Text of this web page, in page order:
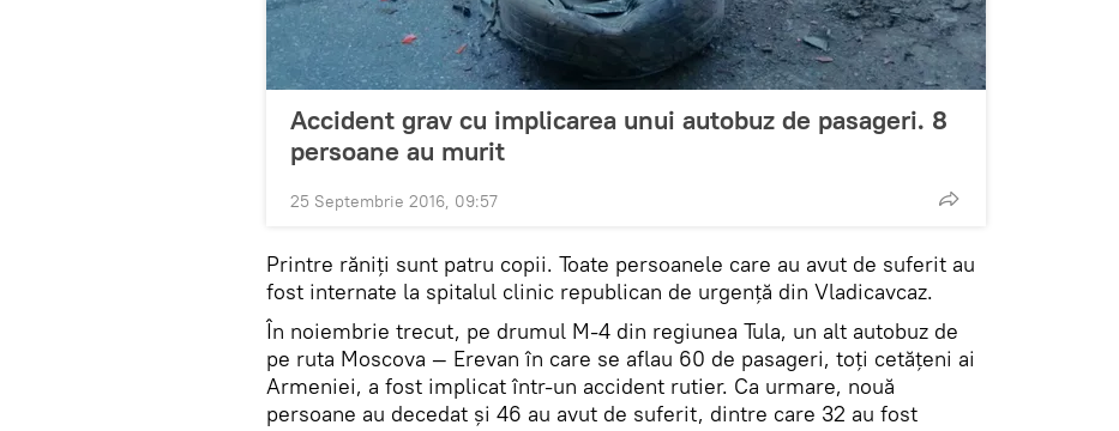
Accident grav cu implicarea unui autobuz de pasageri. 8
persoane au murit
25 Septembrie 2016, 09:57
Printre răniți sunt patru copii. Toate persoanele care au avut de suferit au
fost internate la spitalul clinic republican de urgență din Vladicavcaz.
În noiembrie trecut, pe drumul M-4 din regiunea Tula, un alt autobuz de
pe ruta Moscova — Erevan în care se aflau 60 de pasageri, toți cetățeni ai
Armeniei, a fost implicat într-un accident rutier. Ca urmare, nouă
persoane au decedat și 46 au avut de suferit, dintre care 32 au fost